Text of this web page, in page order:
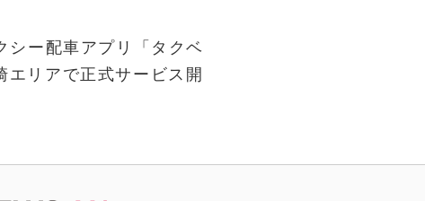
シー配車アプリ「タクベ
エリアで正式サービス開